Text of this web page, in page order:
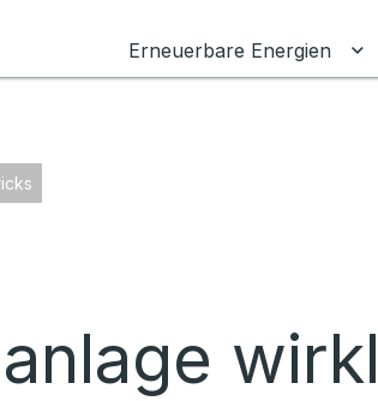
Erneuerbare Energien